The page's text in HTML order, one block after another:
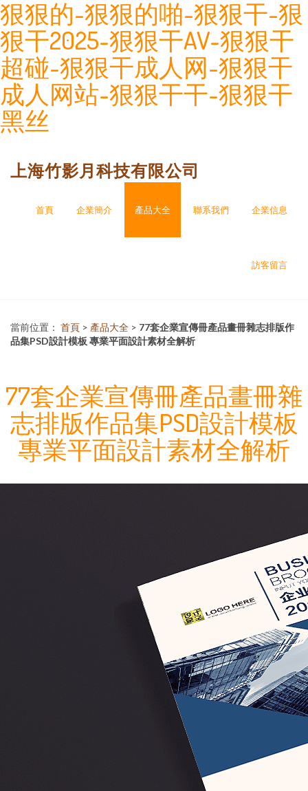
狠狠的-狠狠的啪-狠狠干-狠
狠干2025-狠狠干AV-狠狠干
超碰-狠狠干成人网-狠狠干
成人网站-狠狠干干-狠狠干
黑丝
上海竹影月科技有限公司
首頁 企業簡介 產品大全 聯系我們 企業信息
訪客留言
當前位置： 首頁 > 產品大全 > 77套企業宣傳冊產品畫冊雜志排版作
品集PSD設計模板 專業平面設計素材全解析
77套企業宣傳冊產品畫冊雜
志排版作品集PSD設計模板
專業平面設計素材全解析